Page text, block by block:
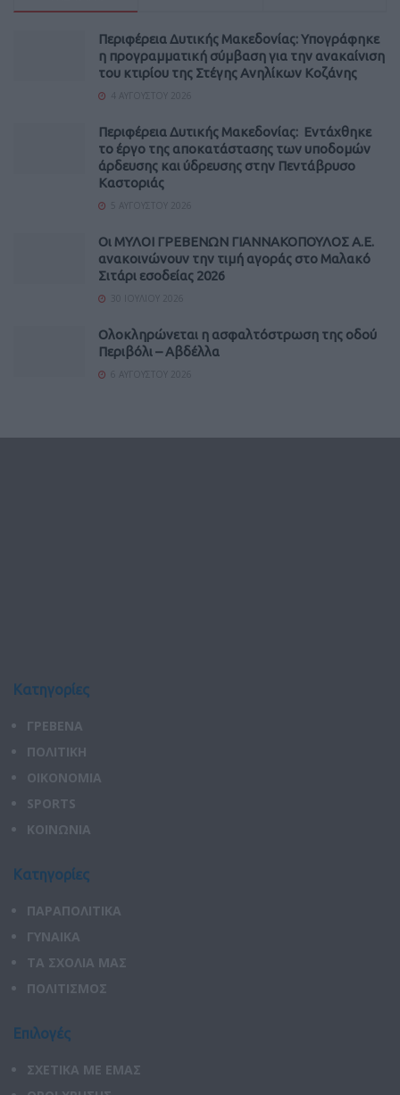
Περιφέρεια Δυτικής Μακεδονίας: Υπογράφηκε
η προγραμματική σύμβαση για την ανακαίνιση
του κτιρίου της Στέγης Ανηλίκων Κοζάνης
Περιφέρεια Δυτικής Μακεδονίας: Εντάχθηκε
το έργο της αποκατάστασης των υποδομών
άρδευσης και ύδρευσης στην Πεντάβρυσο
Καστοριάς
Οι ΜΥΛΟΙ ΓΡΕΒΕΝΩΝ ΓΙΑΝΝΑΚΟΠΟΥΛΟΣ Α.Ε.
ανακοινώνουν την τιμή αγοράς στο Μαλακό
Σιτάρι εσοδείας 2026
Ολοκληρώνεται η ασφαλτόστρωση της οδού
Περιβόλι – Αβδέλλα
Κατηγορίες
ΓΡΕΒΕΝΑ
ΠΟΛΙΤΙΚΗ
ΟΙΚΟΝΟΜΙΑ
SPORTS
ΚΟΙΝΩΝΙΑ
Κατηγορίες
ΠΑΡΑΠΟΛΙΤΙΚΑ
ΓΥΝΑΙΚΑ
ΤΑ ΣΧΟΛΙΑ ΜΑΣ
ΠΟΛΙΤΙΣΜΟΣ
Επιλογές
ΣΧΕΤΙΚΑ ΜΕ ΕΜΑΣ